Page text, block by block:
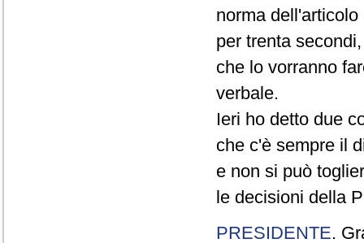
norma
per trenta
che lo vorranno
verbale.
Ieri ho detto due
che c'è sempre il
e non si può
le decisioni della
PRESIDENTE.